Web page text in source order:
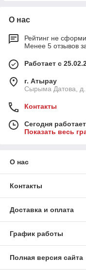
О нас
Рейтинг не
Менее 5 отзывов
Работает с
г. Атырау
Сырыма Датова, д.
Контакты
Сегодня
Показать весь
О нас
Контакты
Доставка и оплата
График работы
Полная версия сайта